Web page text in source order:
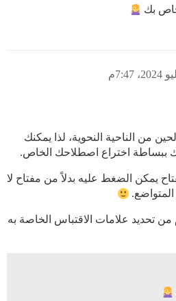
بك
من الناحية النحوية، لذا يمكنك
ببساطة اختراع اصطلاحك الخاص.
يمكن الضغط عليه بدلاً من مفتاح لا
تحديد علامات الاقتباس الخاصة به